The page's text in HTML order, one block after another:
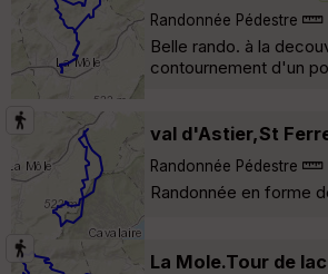
Randonnée Pédestre
Belle rando. à la
contournement d'un
val d'Astier,St
Randonnée Pédestre
Randonnée en forme
La Mole.Tour de